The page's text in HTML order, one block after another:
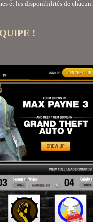
et les disponibilités de chacun.
!